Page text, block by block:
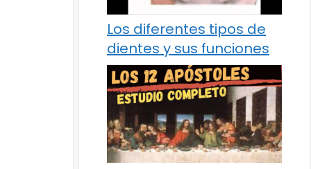
Los diferentes tipos de
dientes y sus funciones